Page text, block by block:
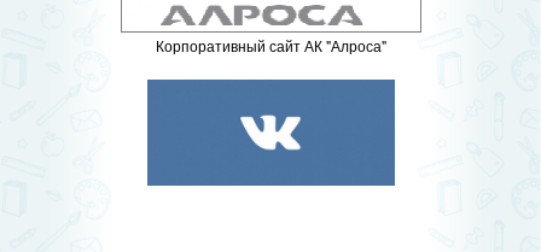
Корпоративный сайт АК "Алроса"